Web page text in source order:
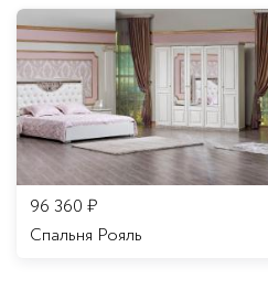
96 360 ₽
Спальня Рояль